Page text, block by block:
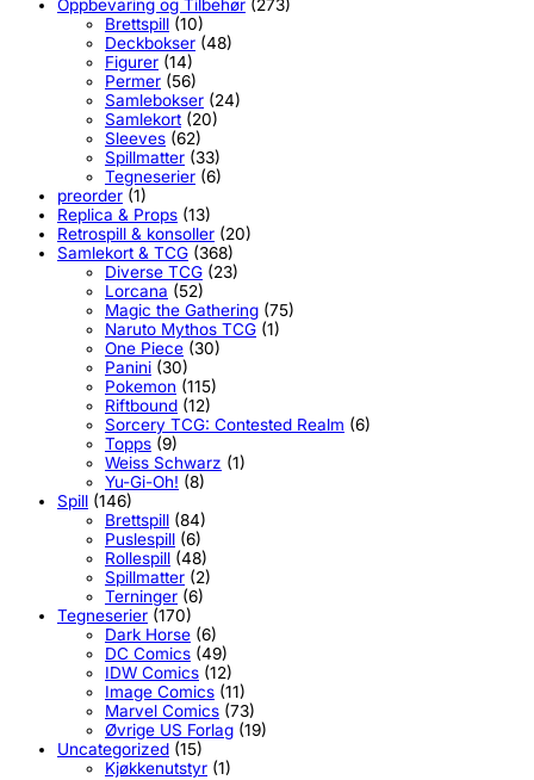
Oppbevaring og Tilbehør (273)
Brettspill (10)
Deckbokser (48)
Figurer (14)
Permer (56)
Samlebokser (24)
Samlekort (20)
Sleeves (62)
Spillmatter (33)
Tegneserier (6)
preorder (1)
Replica & Props (13)
Retrospill & konsoller (20)
Samlekort & TCG (368)
Diverse TCG (23)
Lorcana (52)
Magic the Gathering (75)
Naruto Mythos TCG (1)
One Piece (30)
Panini (30)
Pokemon (115)
Riftbound (12)
Sorcery TCG: Contested Realm (6)
Topps (9)
Weiss Schwarz (1)
Yu-Gi-Oh! (8)
Spill (146)
Brettspill (84)
Puslespill (6)
Rollespill (48)
Spillmatter (2)
Terninger (6)
Tegneserier (170)
Dark Horse (6)
DC Comics (49)
IDW Comics (12)
Image Comics (11)
Marvel Comics (73)
Øvrige US Forlag (19)
Uncategorized (15)
Kjøkkenutstyr (1)